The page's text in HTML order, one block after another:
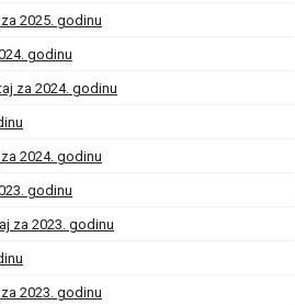
2025. godinu
godinu
za 2024. godinu
2024. godinu
godinu
za 2023. godinu
2023. godinu